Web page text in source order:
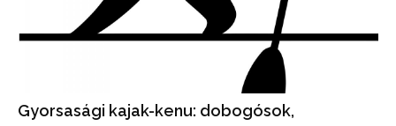
Gyorsasági kajak-kenu: dobogósok,